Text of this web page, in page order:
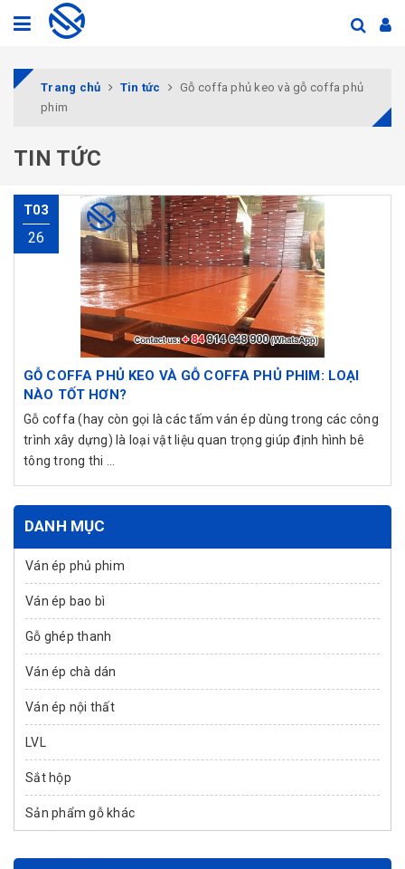
Trang chủ Tin tức
Gỗ coffa phủ keo và gỗ coffa phủ
phim
TIN TỨC
T03
26
GỖ COFFA PHỦ KEO VÀ GỖ COFFA PHỦ PHIM: LOẠI
NÀO TỐT HƠN?
Gỗ coffa (hay còn gọi là các tấm ván ép dùng trong các công
trình xây dựng) là loại vật liệu quan trọng giúp định hình bê
tông trong thi ...
DANH MỤC
Ván ép phủ phim
Ván ép bao bì
Gỗ ghép thanh
Ván ép chà dán
Ván ép nội thất
LVL
Sắt hộp
Sản phẩm gỗ khác